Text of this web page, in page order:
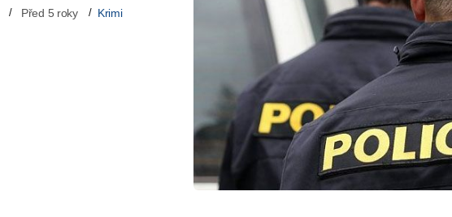
Před 5 roky Krimi